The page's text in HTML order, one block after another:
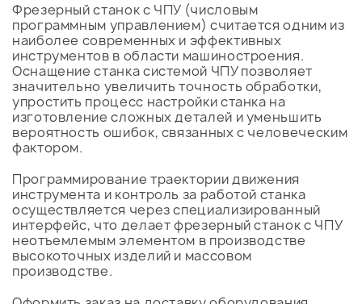
Фрезерный станок с ЧПУ (числовым
программным управлением) считается одним из
наиболее современных и эффективных
инструментов в области машиностроения.
Оснащение станка системой ЧПУ позволяет
значительно увеличить точность обработки,
упростить процесс настройки станка на
изготовление сложных деталей и уменьшить
вероятность ошибок, связанных с человеческим
фактором.
Программирование траектории движения
инструмента и контроль за работой станка
осуществляется через специализированный
интерфейс, что делает фрезерный станок с ЧПУ
неотъемлемым элементом в производстве
высокоточных изделий и массовом
производстве.